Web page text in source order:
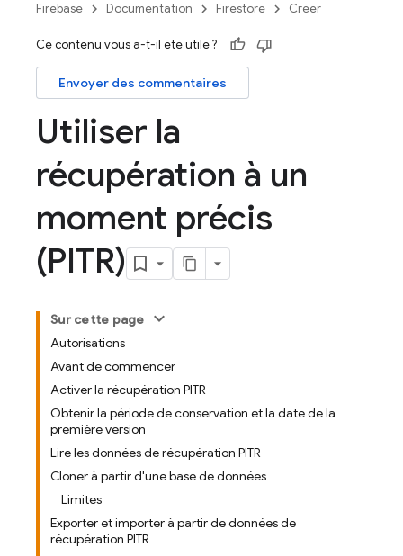
Firebase Documentation Firestore Créer
Ce contenu vous a-t-il été utile ?
Envoyer des commentaires
Utiliser la
récupération à un
moment précis
(PITR)
Sur cette page
Autorisations
Avant de commencer
Activer la récupération PITR
Obtenir la période de conservation et la date de la
première version
Lire les données de récupération PITR
Cloner à partir d'une base de données
Limites
Exporter et importer à partir de données de
récupération PITR